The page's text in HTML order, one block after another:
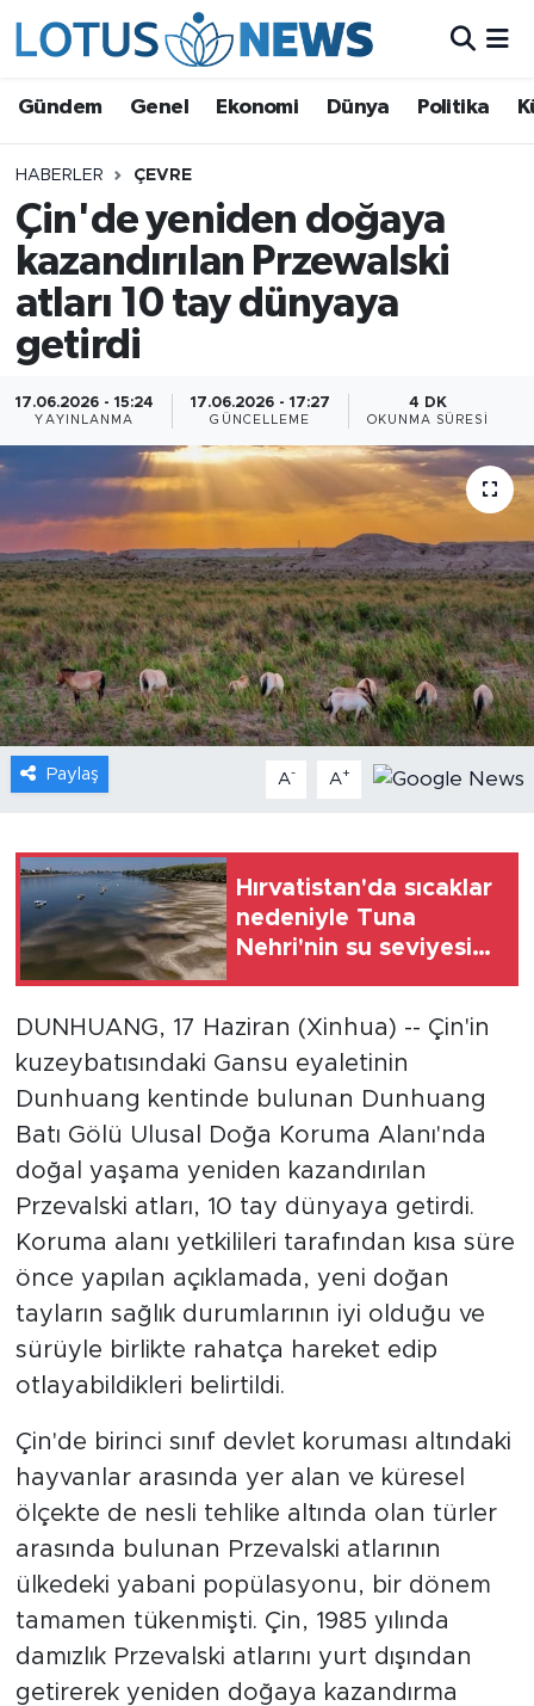
Gündem Genel Ekonomi Dünya Politika
HABERLER ÇEVRE
Çin'de yeniden doğaya
kazandırılan Przewalski
atları 10 tay dünyaya
getirdi
17.06.2026 - 15:24
YAYINLANMA
17.06.2026 - 17:27
GÜNCELLEME
4 DK
OKUNMA SÜRESI
Paylaş A- A+
Hırvatistan'da sıcaklar
nedeniyle Tuna
Nehri'nin su seviyesi
DUNHUANG, 17 Haziran (Xinhua) -- Çin'in
kuzeybatısındaki Gansu eyaletinin
Dunhuang kentinde bulunan Dunhuang
Batı Gölü Ulusal Doğa Koruma Alanı'nda
doğal yaşama yeniden kazandırılan
Przevalski atları, 10 tay dünyaya getirdi.
Koruma alanı yetkilileri tarafından kısa süre
önce yapılan açıklamada, yeni doğan
tayların sağlık durumlarının iyi olduğu ve
sürüyle birlikte rahatça hareket edip
otlayabildikleri belirtildi.
Çin'de birinci sınıf devlet koruması altındaki
hayvanlar arasında yer alan ve küresel
ölçekte de nesli tehlike altında olan türler
arasında bulunan Przevalski atlarının
ülkedeki yabani popülasyonu, bir dönem
tamamen tükenmişti. Çin, 1985 yılında
damızlık Przevalski atlarını yurt dışından
getirerek yeniden doğaya kazandırma
Ekonomi
Dünya
Politika
Kültür - Sanat ve Tarih
Yaşam
Bilim ve Teknoloji
Çin Fuarları
Gündem
Video
Sağlık
Foto Haber
Xinhua Türkiye
Seyahat